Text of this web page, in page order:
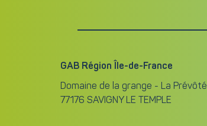
GAB Région Île-de-France
Domaine de la grange - La Prévôté
77176 SAVIGNY LE TEMPLE